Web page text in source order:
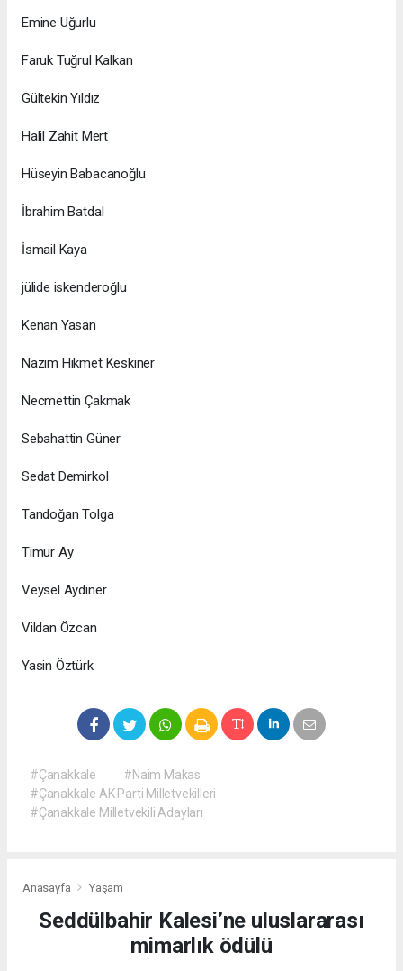
Emine Uğurlu
Faruk Tuğrul Kalkan
Gültekin Yıldız
Halil Zahit Mert
Hüseyin Babacanoğlu
İbrahim Batdal
İsmail Kaya
jülide iskenderoğlu
Kenan Yasan
Nazım Hikmet Keskiner
Necmettin Çakmak
Sebahattin Güner
Sedat Demirkol
Tandoğan Tolga
Timur Ay
Veysel Aydıner
Vildan Özcan
Yasin Öztürk
#Çanakkale
#Naim Makas
#Çanakkale AK Parti Milletvekilleri
#Çanakkale Milletvekili Adayları
Anasayfa Yaşam
Seddülbahir Kalesi’ne uluslararası
mimarlık ödülü